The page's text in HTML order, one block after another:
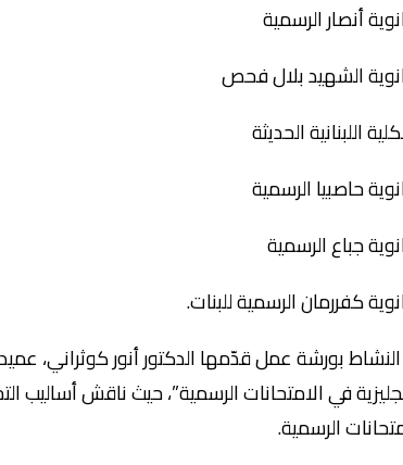
أنصار الرسمية
الشهيد بلال فحص
اللبنانية الحديثة
حاصبيا الرسمية
جباع الرسمية
كفررمان الرسمية للبنات.
النشاط بورشة عمل قدّمها الدكتور أنور كوثراني، عميد
في الامتحانات الرسمية”، حيث ناقش أساليب
الرسمية.